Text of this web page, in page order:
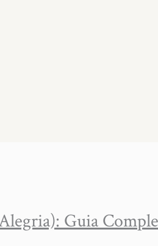
Guia